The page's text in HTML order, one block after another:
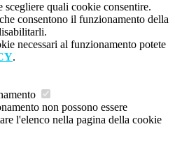
scegliere quali cookie consentire.
consentono il funzionamento della
necessari al funzionamento potete
.
non possono essere
l'elenco nella pagina della cookie